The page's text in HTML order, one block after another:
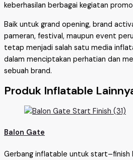
keberhasilan berbagai kegiatan
Baik untuk grand opening, brand
pameran, festival, maupun event
tetap menjadi salah satu media
dalam menciptakan perhatian dan
sebuah brand.
Produk Inflatable
Balon Gate
Gerbang inflatable untuk start–finish